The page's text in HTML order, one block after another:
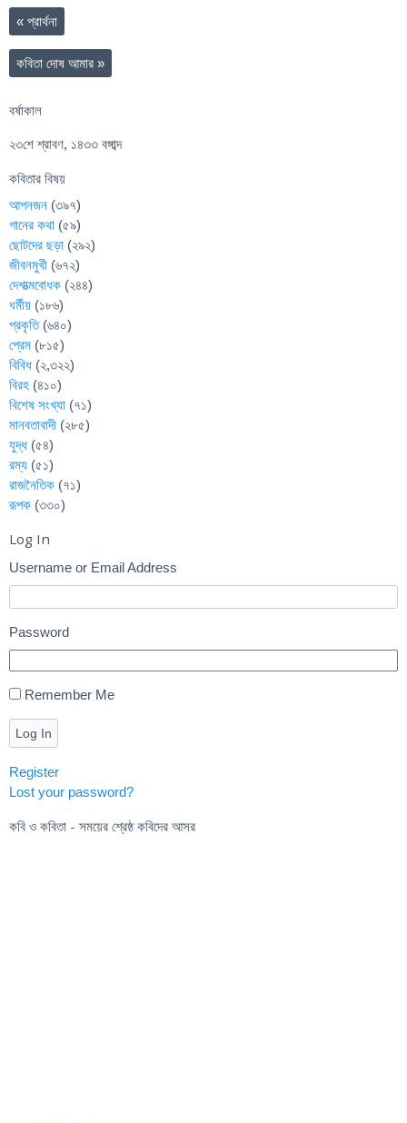
« প্রার্থনা
কবিতা দোষ আমার »
বর্ষাকাল
২৩শে শ্রাবণ, ১৪৩৩ বঙ্গাব্দ
কবিতার বিষয়
আপনজন (৩৯৭)
গানের কথা (৫৯)
ছোটদের ছড়া (২৯২)
জীবনমুখী (৬৭২)
দেশাত্মবোধক (২৪৪)
ধর্মীয় (১৮৬)
প্রকৃতি(৬৪০)
প্রেম (৮১৫)
বিবিধ (২,৩২২)
বিরহ (৪১০)
বিশেষ সংখ্যা (৭১)
মানবতাবাদী (২৮৫)
যুদ্ধ (৫৪)
রম্য (৫১)
রাজনৈতিক (৭১)
রূপক (৩৩০)
Log In
Username or Email Address
Password
Remember Me
Log In
Register
Lost your password?
কবি ও কবিতা - সময়ের শ্রেষ্ঠ কবিদের আসর